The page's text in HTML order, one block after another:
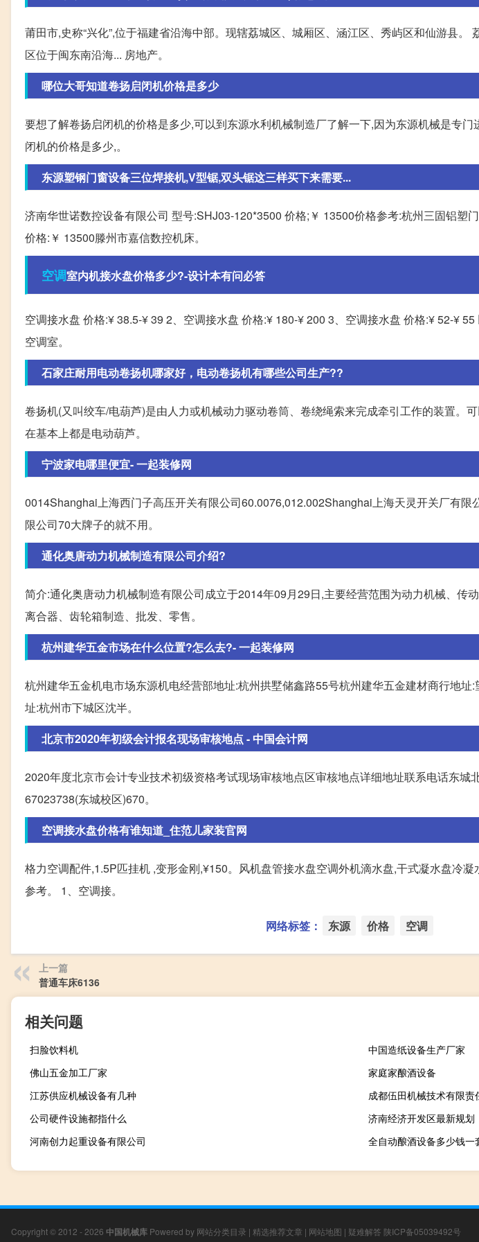
莆田市,史称“兴化”,位于福建省沿海中部。现辖荔城区、城厢区、涵江区、秀屿区和仙游县。
区位于闽东南沿海... 房地产。
哪位大哥知道卷扬启闭机价格是多少
要想了解卷扬启闭机的价格是多少,可以到东源水利机械制造厂了解一下,因为东源机械是专
闭机的价格是多少,。
东源塑钢门窗设备三位焊接机,V型锯,双头锯这三样买下来需要...
济南华世诺数控设备有限公司 型号:SHJ03-120*3500 价格;￥ 13500价格参考:杭州三固铝塑
价格:￥ 13500滕州市嘉信数控机床。
空调室内机接水盘价格多少?-设计本有问必答
空调接水盘 价格:¥ 38.5-¥ 39 2、空调接水盘 价格:¥ 180-¥ 200 3、空调接水盘 价格:¥ 52-¥
空调室。
石家庄耐用电动卷扬机哪家好，电动卷扬机有哪些公司生产??
卷扬机(又叫绞车/电葫芦)是由人力或机械动力驱动卷筒、卷绕绳索来完成牵引工作的装置。
在基本上都是电动葫芦。
宁波家电哪里便宜- 一起装修网
0014Shanghai上海西门子高压开关有限公司60.0076,012.002Shanghai上海天灵开关厂有
限公司70大牌子的就不用。
通化奥唐动力机械制造有限公司介绍?
简介:通化奥唐动力机械制造有限公司成立于2014年09月29日,主要经营范围为动力机械、传
离合器、齿轮箱制造、批发、零售。
杭州建华五金市场在什么位置?怎么去?- 一起装修网
杭州建华五金机电市场东源机电经营部地址:杭州拱墅储鑫路55号杭州建华五金建材商行地
址:杭州市下城区沈半。
北京市2020年初级会计报名现场审核地点 - 中国会计网
2020年度北京市会计专业技术初级资格考试现场审核地点区审核地点详细地址联系电话东城
67023738(东城校区)670。
空调接水盘价格有谁知道_住范儿家装官网
格力空调配件,1.5P匹挂机 ,变形金刚,¥150。风机盘管接水盘空调外机滴水盘,干式凝水盘冷
参考。 1、空调接。
网络标签： 东源 价格 空调
上一篇
普通车床6136
相关问题
扫脸饮料机
中国造纸设备生产厂家
佛山五金加工厂家
家庭家酿酒设备
江苏供应机械设备有几种
成都伍田机械技术有限责
公司硬件设施都指什么
济南经济开发区最新规划
河南创力起重设备有限公司
全自动酿酒设备多少钱一
Copyright © 2012 - 2026 中国机械库 Powered by 网站分类目录 | 精选推荐文章 | 网站地图 | 疑难解答 陕ICP备05039492号